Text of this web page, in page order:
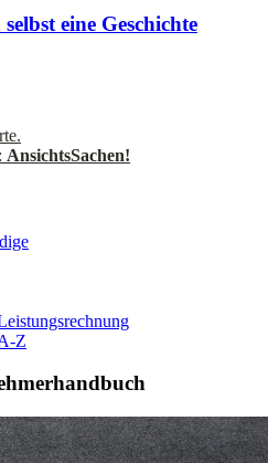
eine Geschichte
AnsichtsSachen!
Z